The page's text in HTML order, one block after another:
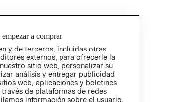
empezar a comprar
y de terceros, incluidas otras
externos, para ofrecerle la
sitio web, personalizar su
análisis y entregar publicidad
web, aplicaciones y boletines
de plataformas de redes
información sobre el usuario,